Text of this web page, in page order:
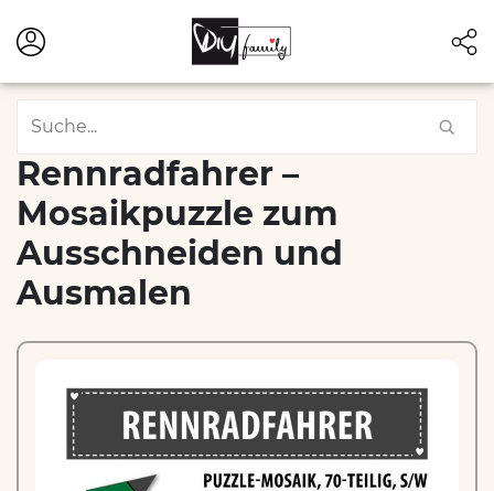
Rennradfahrer –
Mosaikpuzzle zum
Ausschneiden und
Ausmalen